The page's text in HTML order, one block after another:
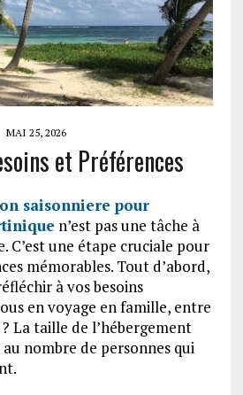
MAI 25, 2026
et Préférences
saisonniere pour
n’est pas une tâche à
C’est une étape cruciale pour
mémorables. Tout d’abord,
à vos besoins
en voyage en famille, entre
La taille de l’hébergement
nombre de personnes qui